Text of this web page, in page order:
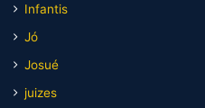
Infantis
Jó
Josué
juizes